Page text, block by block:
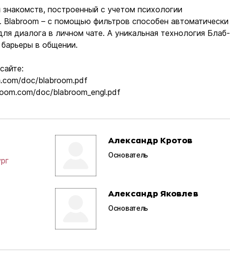
построенный с учетом психологии
– с помощью фильтров способен автоматически
диалога в личном чате. А уникальная технология Блаб-
в общении.
doc/blabroom.pdf
doc/blabroom_engl.pdf
Александр Кротов
Основатель
Александр Яковлев
Основатель